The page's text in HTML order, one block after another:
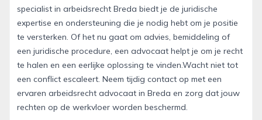
specialist in arbeidsrecht Breda biedt je de juridische
expertise en ondersteuning die je nodig hebt om je positie
te versterken. Of het nu gaat om advies, bemiddeling of
een juridische procedure, een advocaat helpt je om je recht
te halen en een eerlijke oplossing te vinden.Wacht niet tot
een conflict escaleert. Neem tijdig contact op met een
ervaren arbeidsrecht advocaat in Breda en zorg dat jouw
rechten op de werkvloer worden beschermd.